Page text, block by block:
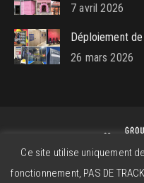
7 avril 2026
Déploiement
26 mars 2026
Groupe All-Over ©
Ce site utilise uniquement
fonctionnement, PAS DE